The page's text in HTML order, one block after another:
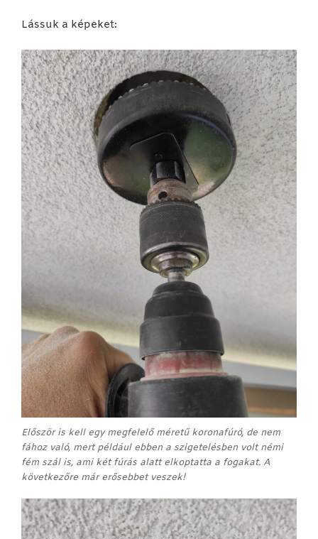
Lássuk a képeket:
Először is kell egy megfelelő méretű koronafúró, de nem
fához való, mert például ebben a szigetelésben volt némi
fém szál is, ami két fúrás alatt elkoptatta a fogakat. A
következőre már erősebbet veszek!